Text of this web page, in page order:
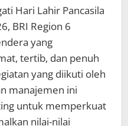
Hari Lahir Pancasila
BRI Region 6
yang
tertib, dan penuh
yang diikuti oleh
manajemen ini
untuk memperkuat
nilai-nilai